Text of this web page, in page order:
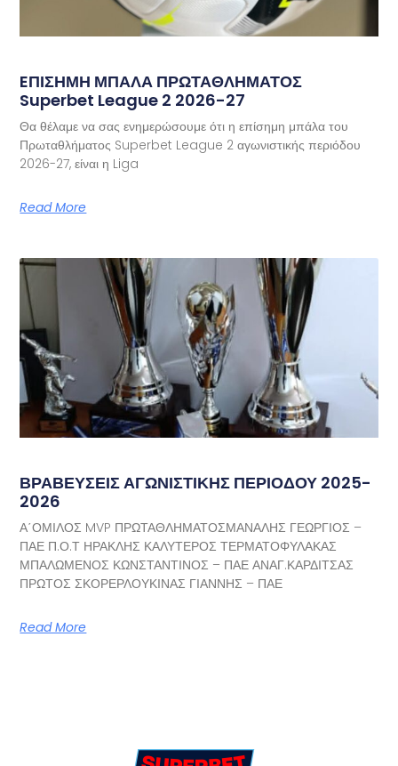
EΠΙΣΗΜΗ ΜΠΑΛΑ ΠΡΩΤΑΘΛΗΜΑΤΟΣ
Superbet League 2 2026-27
Θα θέλαμε να σας ενημερώσουμε ότι η επίσημη μπάλα του
Πρωταθλήματος Superbet League 2 αγωνιστικής περιόδου
2026-27, είναι η Liga
Read More
ΒΡΑΒΕΥΣΕΙΣ ΑΓΩΝΙΣΤΙΚΗΣ ΠΕΡΙΟΔΟΥ 2025-
2026
Α΄ΟΜΙΛΟΣ MVP ΠΡΩΤΑΘΛΗΜΑΤΟΣΜΑΝΑΛΗΣ ΓΕΩΡΓΙΟΣ –
ΠΑΕ Π.Ο.Τ ΗΡΑΚΛΗΣ ΚΑΛΥΤΕΡΟΣ ΤΕΡΜΑΤΟΦΥΛΑΚΑΣ
ΜΠΑΛΩΜΕΝΟΣ ΚΩΝΣΤΑΝΤΙΝΟΣ – ΠΑΕ ΑΝΑΓ.ΚΑΡΔΙΤΣΑΣ
ΠΡΩΤΟΣ ΣΚΟΡΕΡΛΟΥΚΙΝΑΣ ΓΙΑΝΝΗΣ – ΠΑΕ
Read More